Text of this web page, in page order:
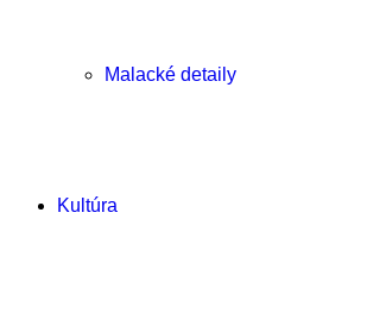
Malacké detaily
Kultúra